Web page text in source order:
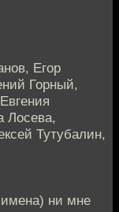
Егор
Горный,
Лосева,
Тутубалин,
ни мне